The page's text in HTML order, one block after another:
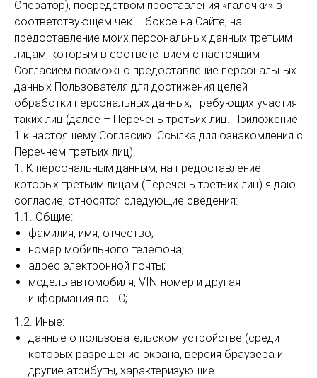
Оператор), посредством проставления «галочки» в
соответствующем чек – боксе на Сайте, на
предоставление моих персональных данных третьим
лицам, которым в соответствием с настоящим
Согласием возможно предоставление персональных
данных Пользователя для достижения целей
обработки персональных данных, требующих участия
таких лиц (далее – Перечень третьих лиц. Приложение
1 к настоящему Согласию. Ссылка для ознакомления с
Перечнем третьих лиц).
1. К персональным данным, на предоставление
которых третьим лицам (Перечень третьих лиц) я даю
согласие, относятся следующие сведения:
1.1. Общие:
фамилия, имя, отчество;
номер мобильного телефона;
адрес электронной почты;
модель автомобиля, VIN-номер и другая
информация по ТС;
1.2. Иные:
данные о пользовательском устройстве (среди
которых разрешение экрана, версия браузера и
другие атрибуты, характеризующие